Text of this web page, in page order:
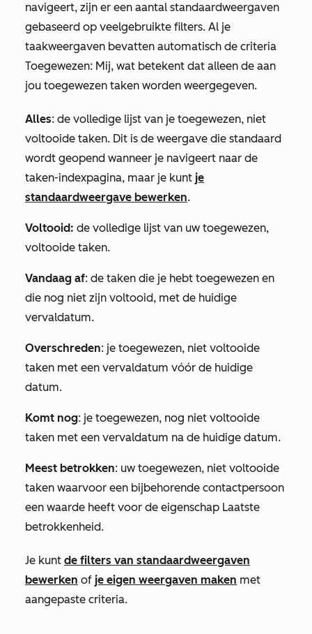
navigeert, zijn er een aantal standaardweergaven
gebaseerd op veelgebruikte filters. Al je
taakweergaven bevatten automatisch de criteria
Toegewezen: Mij, wat betekent dat alleen de aan
jou toegewezen taken worden weergegeven.
Alles: de volledige lijst van je toegewezen, niet
voltooide taken. Dit is de weergave die standaard
wordt geopend wanneer je navigeert naar de
taken-indexpagina, maar je kunt je
standaardweergave bewerken.
Voltooid: de volledige lijst van uw toegewezen,
voltooide taken.
Vandaag af: de taken die je hebt toegewezen en
die nog niet zijn voltooid, met de huidige
vervaldatum.
Overschreden: je toegewezen, niet voltooide
taken met een vervaldatum vóór de huidige
datum.
Komt nog: je toegewezen, nog niet voltooide
taken met een vervaldatum na de huidige datum.
Meest betrokken: uw toegewezen, niet voltooide
taken waarvoor een bijbehorende contactpersoon
een waarde heeft voor de eigenschap Laatste
betrokkenheid.
Je kunt de filters van standaardweergaven
bewerken of je eigen weergaven maken met
aangepaste criteria.